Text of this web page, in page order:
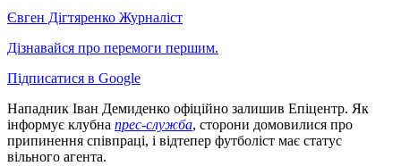
Євген Дігтяренко Журналіст
Дізнавайся про перемоги першим.
Підписатися в Google
Нападник Іван Демиденко офіційно залишив Епіцентр. Як
інформує клубна прес-служба, сторони домовилися про
припинення співпраці, і відтепер футболіст має статус
вільного агента.